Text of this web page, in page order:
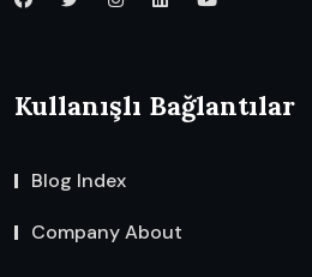
Kullanışlı Bağlantılar
Blog Index
Company About